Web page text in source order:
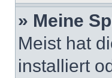
» Meine
Meist hat
installiert